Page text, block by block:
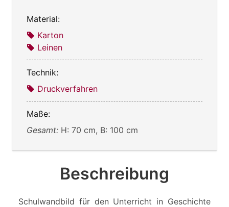
Material:
Karton
Leinen
Technik:
Druckverfahren
Maße:
Gesamt: H: 70 cm, B: 100 cm
Beschreibung
Schulwandbild für den Unterricht in Geschichte